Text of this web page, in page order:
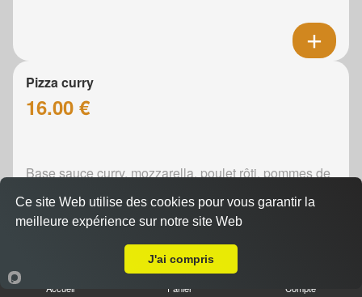
Pizza curry
16.00 €
Base sauce curry, mozzarella, poulet rôti, pommes de
terre, poivrons, oignons
Pizza boursin
Accueil Panier Compte
Ce site Web utilise des cookies pour vous garantir la
meilleure expérience sur notre site Web
J'ai compris